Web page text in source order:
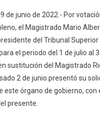
Castro
Alcocer,
Presidente
Del
Tribunal
Superior
Justicia
de junio de 2022.- Por
el Magistrado Mario
del Tribunal Superior
el periodo del 1 de julio al
sustitución del Magistrado
2 de junio presentó su
este órgano de gobierno, con
presente.